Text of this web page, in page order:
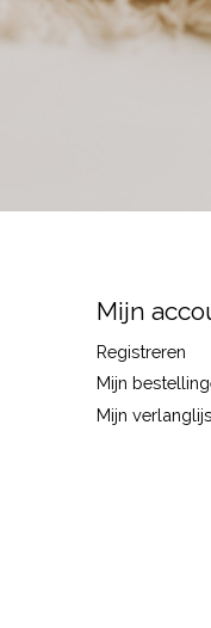
Mijn
Registreren
Mijn
Mijn